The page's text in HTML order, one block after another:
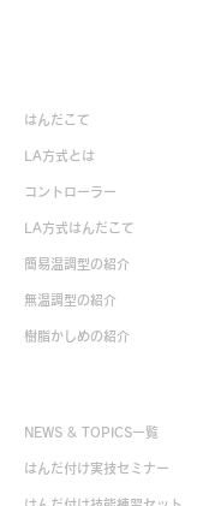
はんだこて
LA方式とは
コントローラー
LA方式はんだこて
簡易温調型の紹介
無温調型の紹介
樹脂かしめの紹介
NEWS & TOPICS一覧
はんだ付け実技セミナー